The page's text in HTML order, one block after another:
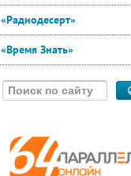
«Радиодесерт»
«Время Знать»